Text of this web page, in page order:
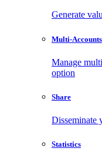
Generate
Multi-Accounts
Manage
option
Share
Disseminate
Statistics